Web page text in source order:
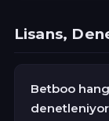
Lisans,
Betboo